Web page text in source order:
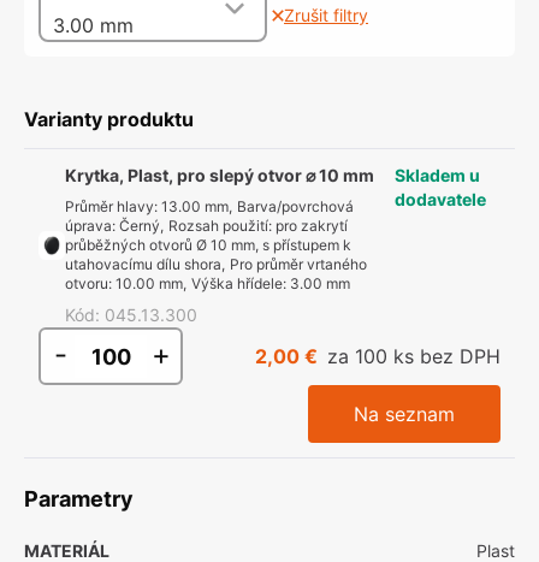
3.00 mm Zrušit filtry
Varianty produktu
Krytka, Plast, pro slepý otvor ⌀ 10 mm
Průměr hlavy: 13.00 mm, Barva/povrchová
úprava: Černý, Rozsah použití: pro zakrytí
průběžných otvorů Ø 10 mm, s přístupem k
utahovacímu dílu shora, Pro průměr vrtaného
otvoru: 10.00 mm, Výška hřídele: 3.00 mm
Kód: 045.13.300
Skladem u
dodavatele
- + 2,00 € za 100 ks bez DPH
Na seznam
Parametry
MATERIÁL Plast